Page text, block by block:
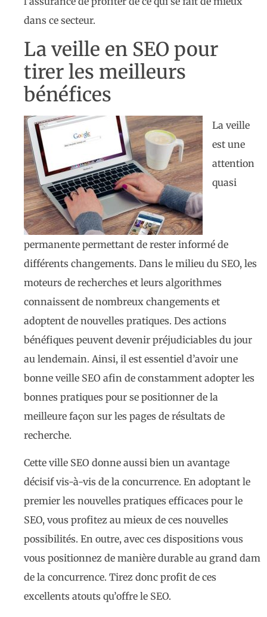
dans ce secteur.
La veille en SEO pour
tirer les meilleurs
bénéfices
La veille
est une
attention
quasi
permanente permettant de rester informé de
différents changements. Dans le milieu du SEO, les
moteurs de recherches et leurs algorithmes
connaissent de nombreux changements et
adoptent de nouvelles pratiques. Des actions
bénéfiques peuvent devenir préjudiciables du jour
au lendemain. Ainsi, il est essentiel d’avoir une
bonne veille SEO afin de constamment adopter les
bonnes pratiques pour se positionner de la
meilleure façon sur les pages de résultats de
recherche.
Cette ville SEO donne aussi bien un avantage
décisif vis-à-vis de la concurrence. En adoptant le
premier les nouvelles pratiques efficaces pour le
SEO, vous profitez au mieux de ces nouvelles
possibilités. En outre, avec ces dispositions vous
vous positionnez de manière durable au grand dam
de la concurrence. Tirez donc profit de ces
excellents atouts qu’offre le SEO.